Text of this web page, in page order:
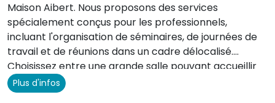
Maison Aibert. Nous proposons des services
spécialement conçus pour les professionnels,
incluant l'organisation de séminaires, de journées de
travail et de réunions dans un cadre délocalisé.
Choisissez entre une grande salle pouvant accueillir
jusqu'à 90 personnes ou un salon plus intimiste pour 8
personnes, idéal pour des petits-déjeuners, repas ou
Plus d'infos